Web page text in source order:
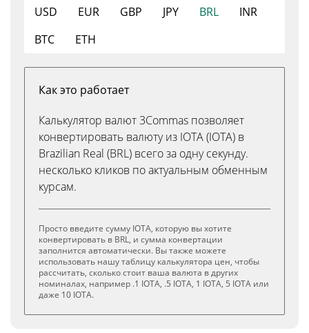
USD EUR GBP JPY BRL
INR
BTC
ETH
Как это работает
Калькулятор валют 3Commas позволяет
конвертировать валюту из IOTA (IOTA) в
Brazilian Real (BRL) всего за одну секунду.
несколько кликов по актуальным обменным
курсам.
Просто введите сумму IOTA, которую вы хотите
конвертировать в BRL, и сумма конвертации
заполнится автоматически. Вы также можете
использовать нашу таблицу калькулятора цен, чтобы
рассчитать, сколько стоит ваша валюта в других
номиналах, например .1 IOTA, .5 IOTA, 1 IOTA, 5 IOTA или
даже 10 IOTA.